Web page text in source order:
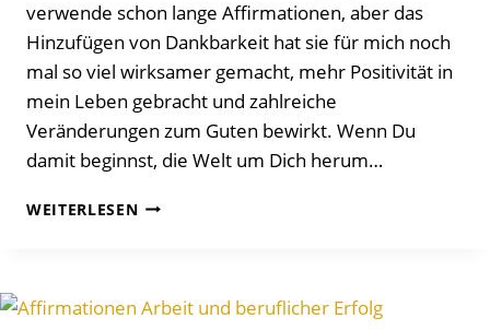
verwende schon lange Affirmationen, aber das
Hinzufügen von Dankbarkeit hat sie für mich noch
mal so viel wirksamer gemacht, mehr Positivität in
mein Leben gebracht und zahlreiche
Veränderungen zum Guten bewirkt. Wenn Du
damit beginnst, die Welt um Dich herum…
WEITERLESENMIT
TAG: